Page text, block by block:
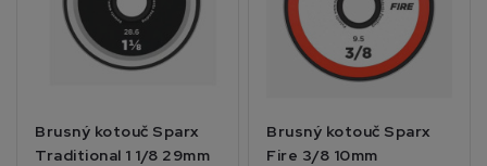
Brusný kotouč Sparx
Traditional 1 1/8 29mm
Brusný kotouč Sparx
Fire 3/8 10mm